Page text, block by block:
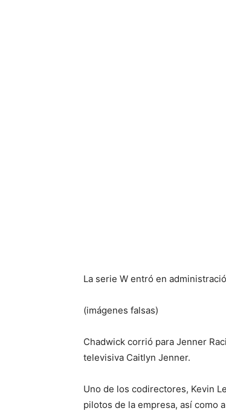
La serie W entró en
(imágenes falsas)
Chadwick corrió para Jenner
televisiva Caitlyn Jenner.
Uno de los codirectores, Kevin
pilotos de la empresa, así como